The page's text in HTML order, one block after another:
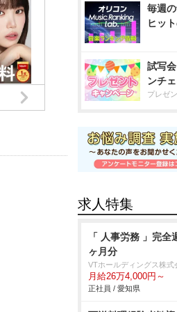
毎週
ヒッ
試写
ンチ
プレゼ
求人特集
「 人事労務 」完
ヶ月分
VTホールディングス株式
月給26万4,000円～
正社員 / 愛知県